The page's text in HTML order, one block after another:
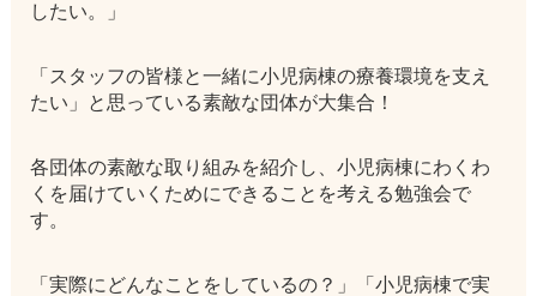
したい。」
「スタッフの皆様と一緒に小児病棟の療養環境を支え
たい」と思っている素敵な団体が大集合！
各団体の素敵な取り組みを紹介し、小児病棟にわくわ
くを届けていくためにできることを考える勉強会で
す。
「実際にどんなことをしているの？」「小児病棟で実